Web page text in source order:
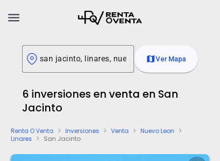
menu
mapVer Mapa
6 inversiones en venta en San
Jacinto
Renta O Venta chevron_right Inversiones chevron_right Venta chevron_right Nuevo Leon chevron_right
Linares chevron_right San Jacinto